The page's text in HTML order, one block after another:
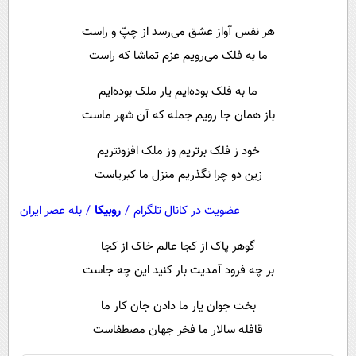
فناوری
گوناگون
حوادث
محیط زیست
سلامت
فرهنگی
بین الملل
اجتماعی
حیات وحش
سیاست خارجی
روانشناسی
آشپزی
دانلود
هر نفس آواز عشق می‌رسد از چپّ و راست
ما به فلک می‌رویم عزم تماشا که راست
ما به فلک بوده‌ایم یار ملک بوده‌ایم
باز همان جا رویم جمله که آن شهر ماست
خود ز فلک برتریم وز ملک افزونتریم
زین دو چرا نگذریم منزل ما کبریاست
عضویت در کانال تلگرام / روبیکا / بله عصر ایران
گوهر پاک از کجا عالم خاک از کجا
بر چه فرود آمدیت بار کنید این چه جاست
بخت جوان یار ما دادن جان کار ما
قافله سالار ما فخر جهان مصطفاست